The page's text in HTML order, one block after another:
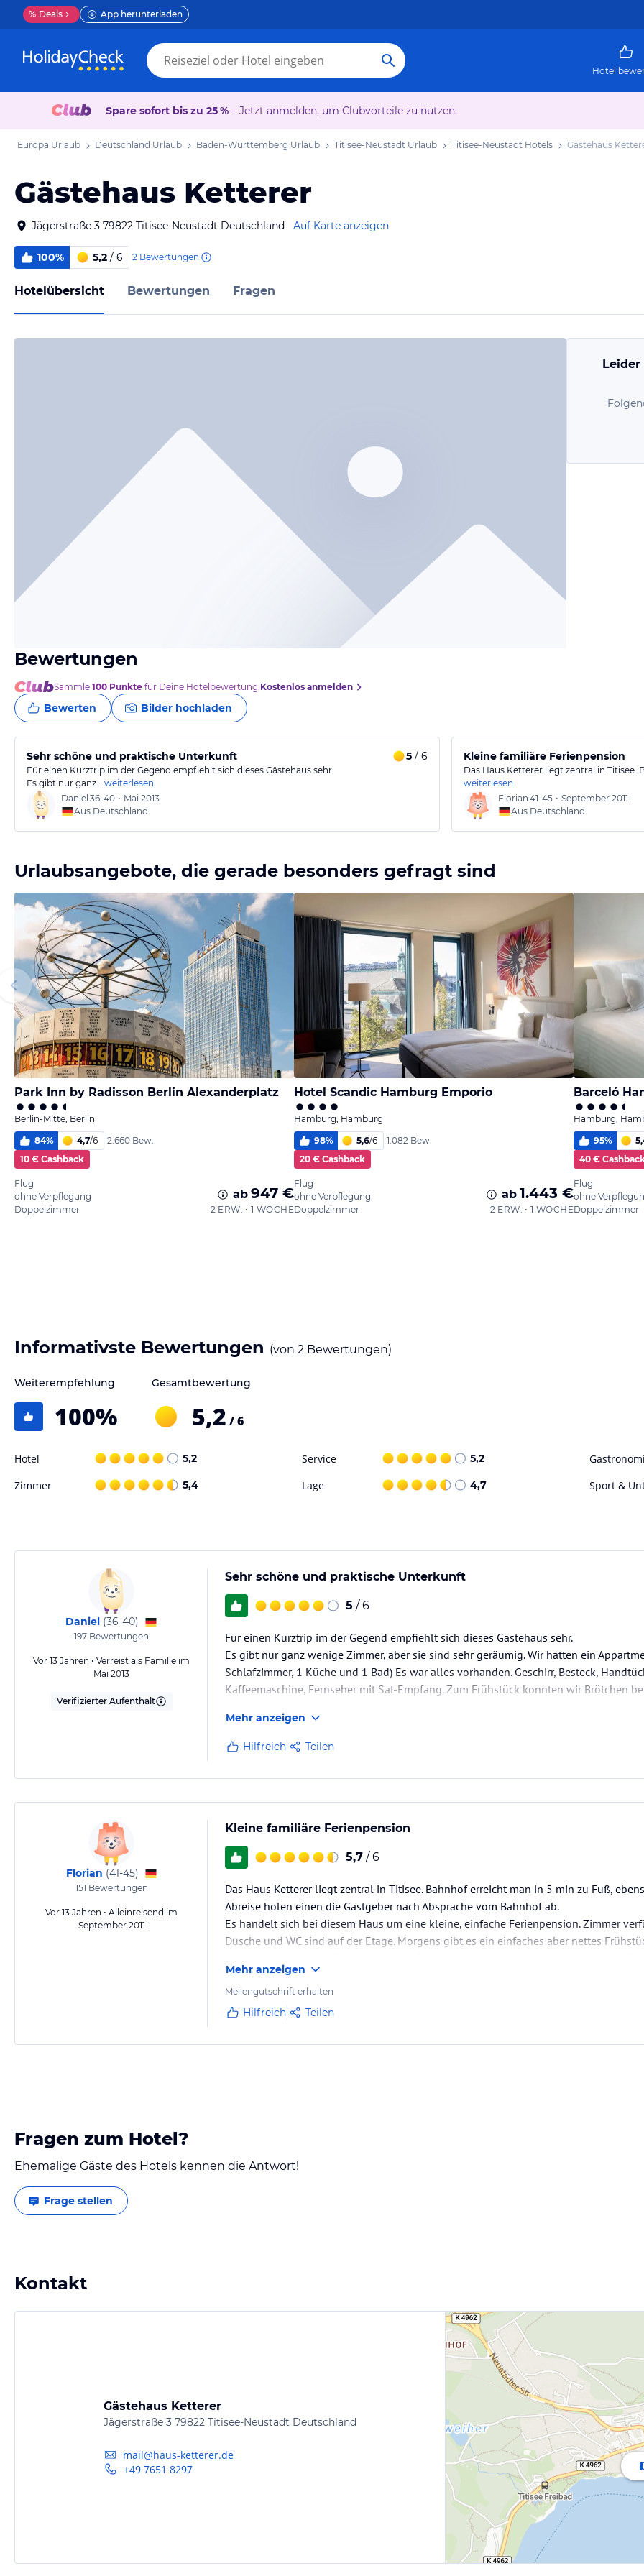
% Deals App herunterladen
Hotel
Spare sofort bis zu 25 % – Jetzt anmelden, um Clubvorteile zu nutzen.
Europa Urlaub Deutschland Urlaub Baden-Württemberg Urlaub Titisee-Neustadt Urlaub Titisee-Neustadt Hotels Gästehaus
Gästehaus Ketterer
Jägerstraße 3 79822 Titisee-Neustadt Deutschland Auf Karte anzeigen
100% 5,2 / 6 2 Bewertungen
Hotelübersicht Bewertungen Fragen
Bewertungen
Sammle 100 Punkte für Deine Hotelbewertung. Kostenlos anmelden
Bewerten Bilder hochladen
Sehr schöne und praktische Unterkunft 5 / 6
Für einen Kurztrip im der Gegend empfiehlt sich dieses Gästehaus sehr.
Es gibt nur ganz…
weiterlesen
Daniel 36-40 • Mai 2013
Aus Deutschland
Kleine familiäre Ferienpension
Das Haus Ketterer liegt zentral in Titisee.
weiterlesen
Florian 41-45 • September 2011
Aus Deutschland
Urlaubsangebote, die gerade besonders gefragt sind
Park Inn by Radisson Berlin Alexanderplatz
Berlin-Mitte, Berlin
84% 4,7/6
2.660 Bew.
10 € Cashback
Flug
ohne Verpflegung
Doppelzimmer
ab 947 €
2 ERW. • 1 WOCHE
Hotel Scandic Hamburg Emporio
Hamburg, Hamburg
98% 5,6/6
1.082 Bew.
20 € Cashback
Flug
ohne Verpflegung
Doppelzimmer
ab 1.443 €
2 ERW. • 1 WOCHE
Barceló
Hamburg,
95%
40 €
Flug
ohne
Doppelzimmer
Informativste Bewertungen (von 2 Bewertungen)
Weiterempfehlung
100%
Gesamtbewertung
5,2 / 6
Hotel 5,2 Service 5,2
Zimmer 5,4 Lage 4,7 Sport &
Daniel (36-40)
197 Bewertungen
Vor 13 Jahren • Verreist als Familie im
Mai 2013
Verifizierter Aufenthalt
Sehr schöne und praktische Unterkunft
5 / 6
Für einen Kurztrip im der Gegend empfiehlt sich dieses Gästehaus sehr.
Es gibt nur ganz wenige Zimmer, aber sie sind sehr geräumig. Wir hatten ein
Schlafzimmer, 1 Küche und 1 Bad) Es war alles vorhanden. Geschirr, Besteck,
Kaffeemaschine, Fernseher mit Sat-Empfang. Zum Frühstück konnten wir Brötchen
Die Schwarzwaldkarte ist inclusive und bietet dadurch sehr sehr viel schöne
Mehr anzeigen
Hilfreich Teilen
Florian (41-45)
151 Bewertungen
Vor 13 Jahren • Alleinreisend im
September 2011
Kleine familiäre Ferienpension
5,7 / 6
Das Haus Ketterer liegt zentral in Titisee. Bahnhof erreicht man in 5 min zu Fuß,
Abreise holen einen die Gastgeber nach Absprache vom Bahnhof ab.
Es handelt sich bei diesem Haus um eine kleine, einfache Ferienpension. Zimmer
Dusche und WC sind auf der Etage. Morgens gibt es ein einfaches aber nettes
viele Attraktionen sind…
Mehr anzeigen
Meilengutschrift erhalten
Hilfreich Teilen
Fragen zum Hotel?
Ehemalige Gäste des Hotels kennen die Antwort!
Frage stellen
Kontakt
Gästehaus Ketterer
Jägerstraße 3 79822 Titisee-Neustadt Deutschland
mail@haus-ketterer.de
+49 7651 8297